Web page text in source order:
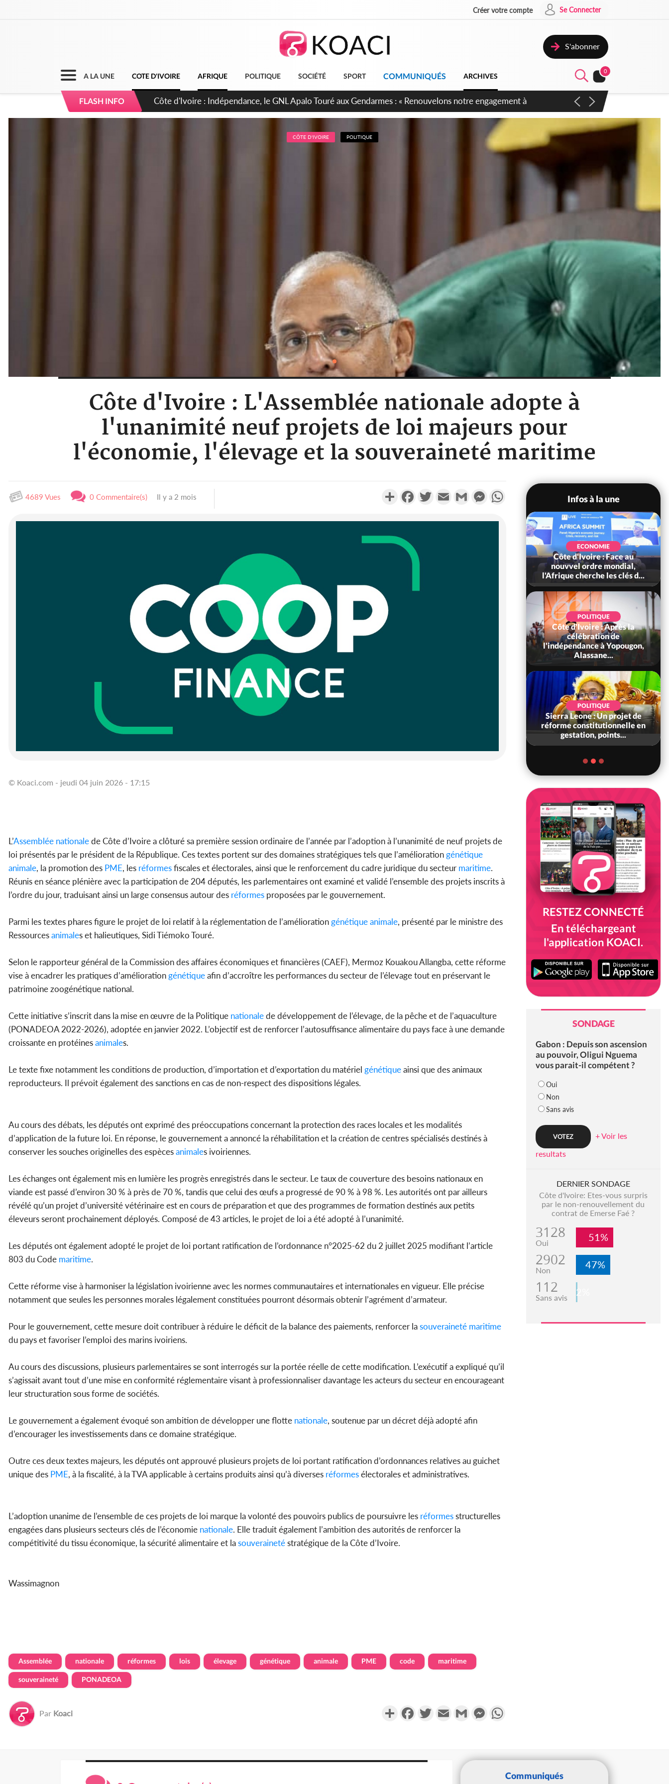
Créer votre compte Se Connecter
S'abonner
A LA UNE COTE D'IVOIRE AFRIQUE POLITIQUE SOCIÉTÉ SPORT COMMUNIQUÉS ARCHIVES
0
FLASH INFO
Sierra Leone : Un projet de réforme constitutionnelle en gestation, points clés des amendements, un exclu
d'avance
CÔTE D'IVOIRE POLITIQUE
Côte d'Ivoire : L'Assemblée nationale adopte à
l'unanimité neuf projets de loi majeurs pour
l'économie, l'élevage et la souveraineté maritime
4689 Vues 0 Commentaire(s) Il y a 2 mois PartagerFacebookTwitterEmail Gmail MessengerWhatsApp
© Koaci.com - jeudi 04 juin 2026 - 17:15
L’Assemblée nationalede Côte d’Ivoire a clôturé sa première session ordinaire de l’année par l’adoption à l’unanimité de neuf projets de
loi présentés par le président de la République. Ces textes portent sur des domaines stratégiques tels que l’améliorationgénétique
animale, la promotion des PME, les réformesfiscales et électorales, ainsi que le renforcement du cadre juridique du secteur maritime.
Réunis en séance plénière avec la participation de 204 députés, les parlementaires ont examiné et validé l’ensemble des projets inscrits à
l’ordre du jour, traduisant ainsi un large consensus autour des réformes proposées par le gouvernement.
Parmi les textes phares figure le projet de loi relatif à la réglementation de l’améliorationgénétiqueanimale, présenté par le ministre des
Ressourcesanimales et halieutiques, Sidi Tiémoko Touré.
Selon le rapporteur général de la Commission des affaires économiques et financières (CAEF), Mermoz Kouakou Allangba, cette réforme
vise à encadrer les pratiques d’améliorationgénétiqueafin d’accroître les performances du secteur de l’élevage tout en préservant le
patrimoine zoogénétique national.
Cette initiative s’inscrit dans la mise en œuvre de la Politique nationalede développement de l’élevage, de la pêche et de l’aquaculture
(PONADEOA 2022-2026), adoptée en janvier 2022. L’objectif est de renforcer l’autosuffisance alimentaire du pays face à une demande
croissante en protéinesanimales.
Le texte fixe notamment les conditions de production, d’importation et d’exportation du matériel génétiqueainsi que des animaux
reproducteurs. Il prévoit également des sanctions en cas de non-respect des dispositions légales.
Au cours des débats, les députés ont exprimé des préoccupations concernant la protection des races locales et les modalités
d’application de la future loi. En réponse, le gouvernement a annoncé la réhabilitation et la création de centres spécialisés destinés à
conserver les souches originelles des espècesanimales ivoiriennes.
Les échanges ont également mis en lumière les progrès enregistrés dans le secteur. Le taux de couverture des besoins nationaux en
viande est passé d’environ 30 % à près de 70 %, tandis que celui des œufs a progressé de 90 % à 98 %. Les autorités ont par ailleurs
révélé qu’un projet d’université vétérinaire est en cours de préparation et que des programmes de formation destinés aux petits
éleveurs seront prochainement déployés. Composé de 43 articles, le projet de loi a été adopté à l’unanimité.
Les députés ont également adopté le projet de loi portant ratification de l’ordonnance n°2025-62 du 2 juillet 2025 modifiant l’article
803 du Code maritime.
Cette réforme vise à harmoniser la législation ivoirienne avec les normes communautaires et internationales en vigueur. Elle précise
notamment que seules les personnes morales légalement constituées pourront désormais obtenir l’agrément d’armateur.
Pour le gouvernement, cette mesure doit contribuer à réduire le déficit de la balance des paiements, renforcer lasouveraineté maritime
du pays et favoriser l’emploi des marins ivoiriens.
Au cours des discussions, plusieurs parlementaires se sont interrogés sur la portée réelle de cette modification. L’exécutif a expliqué qu’il
s’agissait avant tout d’une mise en conformité réglementaire visant à professionnaliser davantage les acteurs du secteur en encourageant
leur structuration sous forme de sociétés.
Le gouvernement a également évoqué son ambition de développer une flotte nationale, soutenue par un décret déjà adopté afin
d’encourager les investissements dans ce domaine stratégique.
Outre ces deux textes majeurs, les députés ont approuvé plusieurs projets de loi portant ratification d’ordonnances relatives au guichet
unique des PME, à la fiscalité, à la TVA applicable à certains produits ainsi qu’à diverses réformesélectorales et administratives.
L’adoption unanime de l’ensemble de ces projets de loi marque la volonté des pouvoirs publics de poursuivre les réformesstructurelles
engagées dans plusieurs secteurs clés de l’économie nationale. Elle traduit également l’ambition des autorités de renforcer la
compétitivité du tissu économique, la sécurité alimentaire et lasouverainetéstratégique de la Côte d’Ivoire.
Wassimagnon
Assemblée nationale réformes lois élevage génétique animale PME code maritime
souveraineté PONADEOA
Par Koaci PartagerFacebookTwitterEmail Gmail Messenger
Infos à la une
résiduels de cacao, des
sociétés coopératives et
ECONOMIE
Côte d'Ivoire : Face au
nouvvel ordre mondial,
l'Afrique cherche les clés d...
POLITIQUE
Côte d'Ivoire : Après la
célébration de
l'indépendance à Yopougon,
Alassane...
POLITIQUE
Sierra Leone : Un projet de
réforme constitutionnelle en
gestation, points...
RESTEZ CONNECTÉ
En téléchargeant
l'application KOACI.
SONDAGE
Gabon : Depuis son ascension
au pouvoir, Oligui Nguema
vous parait-il compétent ?
Oui
Non
Sans avis
+ Voir les
resultats
DERNIER SONDAGE
Côte d'Ivoire: Etes-vous surpris
par le non-renouvellement du
contrat de Emerse Faé ?
3128
Oui 51%
2902
Non 47%
112
Sans avis 2%
Communiqués